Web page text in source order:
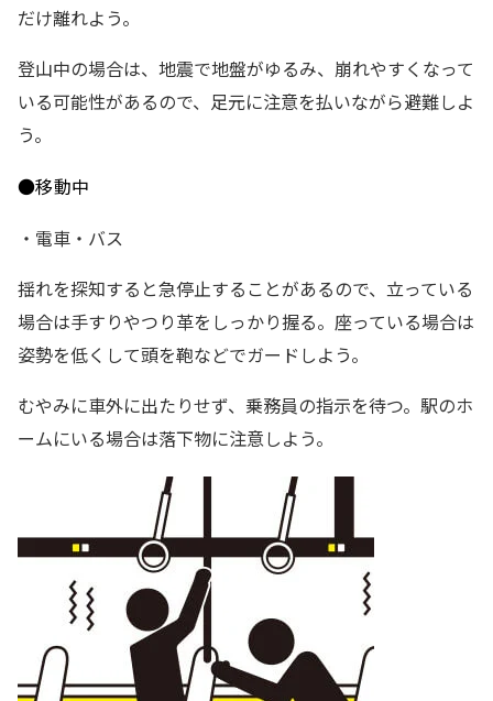
だけ離れよう。
登山中の場合は、地震で地盤がゆるみ、崩れやすくなって
いる可能性があるので、足元に注意を払いながら避難しよ
う。
●移動中
・電車・バス
揺れを探知すると急停止することがあるので、立っている
場合は手すりやつり革をしっかり握る。座っている場合は
姿勢を低くして頭を鞄などでガードしよう。
むやみに車外に出たりせず、乗務員の指示を待つ。駅のホ
ームにいる場合は落下物に注意しよう。